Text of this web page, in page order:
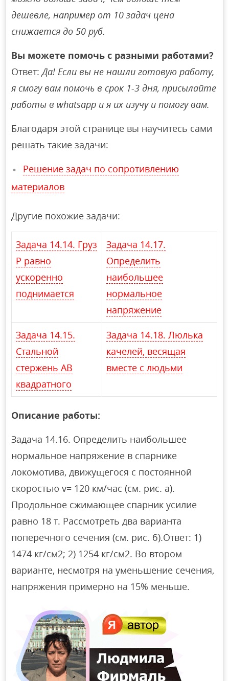
дешевле, например от 10 задач цена
снижается до 50 руб.
Вы можете помочь с разными работами?
Ответ:Да! Если вы не нашли готовую работу,
я смогу вам помочь в срок 1-3 дня, присылайте
работы в whatsapp и я их изучу и помогу вам.
Благодаря этой странице вы научитесь сами
решать такие задачи:
Решение задач по сопротивлению
материалов
Другие похожие задачи:
Задача 14.14. Груз
Р равно
ускоренно
поднимается
Задача 14.17.
Определить
наибольшее
нормальное
напряжение
Задача 14.15.
Стальной
стержень АВ
квадратного
Задача 14.18. Люлька
качелей, весящая
вместе с людьми
Описание работы:
Задача 14.16. Определить наибольшее
нормальное напряжение в спарнике
локомотива, движущегося с постоянной
скоростью v= 120 км/час (см. рис. а).
Продольное сжимающее спарник усилие
равно 18 т. Рассмотреть два варианта
поперечного сечения (см. рис. б).Ответ: 1)
1474 кг/см2; 2) 1254 кг/см2. Во втором
варианте, несмотря на уменьшение сечения,
напряжения примерно на 15% меньше.